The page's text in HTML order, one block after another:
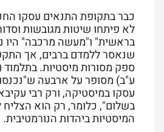
כבר בתקופת התנאים עסקו
לא פיתחו שיטות מגובשות
בראשית" ו"מעשה מרכבה" היו
שנאסר ללמדם ברבים, אך
ספק מסורות מיסטיות. בתלמוד
ע"ב) מסופר על ארבעה
עסקו במיסטיקה, ורק רבי
בשלום", כלומר, רק הוא הצליח
המיסטיות ביהדות הנורמטיבית.